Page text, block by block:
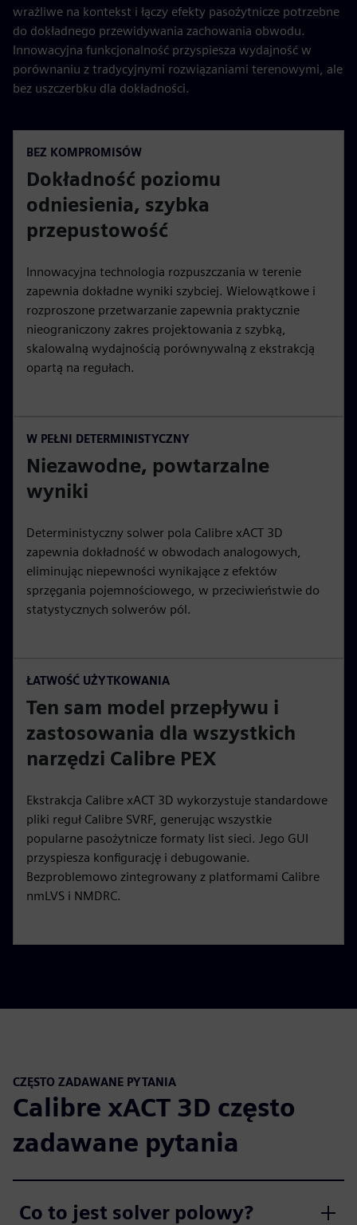
wrażliwe na kontekst i łączy efekty pasożytnicze potrzebne
do dokładnego przewidywania zachowania obwodu.
Innowacyjna funkcjonalność przyspiesza wydajność w
porównaniu z tradycyjnymi rozwiązaniami terenowymi, ale
bez uszczerbku dla dokładności.
BEZ KOMPROMISÓW
Dokładność poziomu
odniesienia, szybka
przepustowość
Innowacyjna technologia rozpuszczania w terenie
zapewnia dokładne wyniki szybciej. Wielowątkowe i
rozproszone przetwarzanie zapewnia praktycznie
nieograniczony zakres projektowania z szybką,
skalowalną wydajnością porównywalną z ekstrakcją
opartą na regułach.
W PEŁNI DETERMINISTYCZNY
Niezawodne, powtarzalne
wyniki
Deterministyczny solwer pola Calibre xACT 3D
zapewnia dokładność w obwodach analogowych,
eliminując niepewności wynikające z efektów
sprzęgania pojemnościowego, w przeciwieństwie do
statystycznych solwerów pól.
ŁATWOŚĆ UŻYTKOWANIA
Ten sam model przepływu i
zastosowania dla wszystkich
narzędzi Calibre PEX
Ekstrakcja Calibre xACT 3D wykorzystuje standardowe
pliki reguł Calibre SVRF, generując wszystkie
popularne pasożytnicze formaty list sieci. Jego GUI
przyspiesza konfigurację i debugowanie.
Bezproblemowo zintegrowany z platformami Calibre
nmLVS i NMDRC.
CZĘSTO ZADAWANE PYTANIA
Calibre xACT 3D często
zadawane pytania
Co to jest solver polowy?